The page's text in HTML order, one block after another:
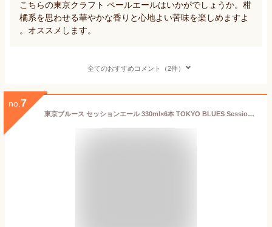
こちらの東京クラフト ペールエールはいかがでしょうか。柑
橘系を思わせる華やかな香りと心地よい苦味を楽しめますよ
。オススメします。
全てのおすすめコメント（2件）
no. 7
東京ブルース セッションエール 330ml×6本 TOKYO BLUES Session Ale